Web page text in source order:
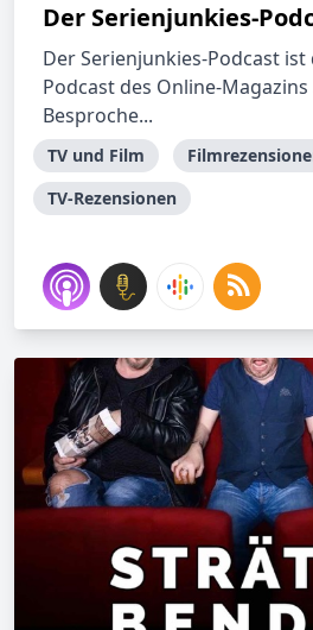
Der Serienjunkies-
Der Serienjunkies-Podcast
Podcast des Online-
Besproche...
TV und Film
TV-Rezensionen